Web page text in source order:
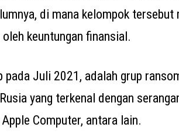
di mana kelompok
keuntungan finansial.
pada Juli 2021, adalah grup
yang terkenal dengan
Computer, antara lain.